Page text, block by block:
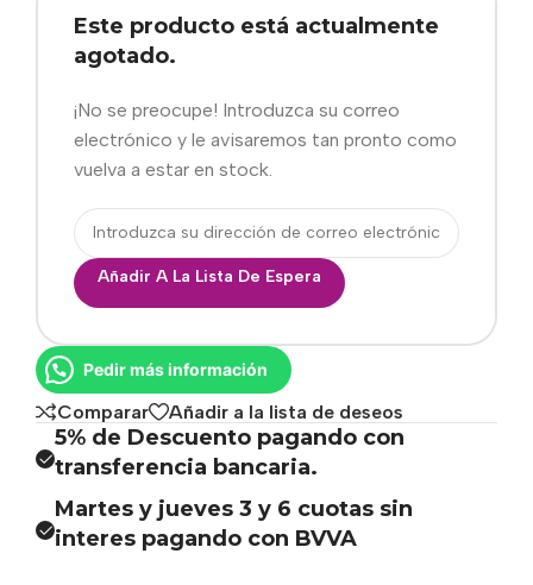
Este producto está actualmente
agotado.
¡No se preocupe! Introduzca su correo
electrónico y le avisaremos tan pronto como
vuelva a estar en stock.
Añadir A La Lista De Espera
Pedir más información
Comparar Añadir a la lista de deseos
5% de Descuento pagando con
transferencia bancaria.
Martes y jueves 3 y 6 cuotas sin
interes pagando con BVVA